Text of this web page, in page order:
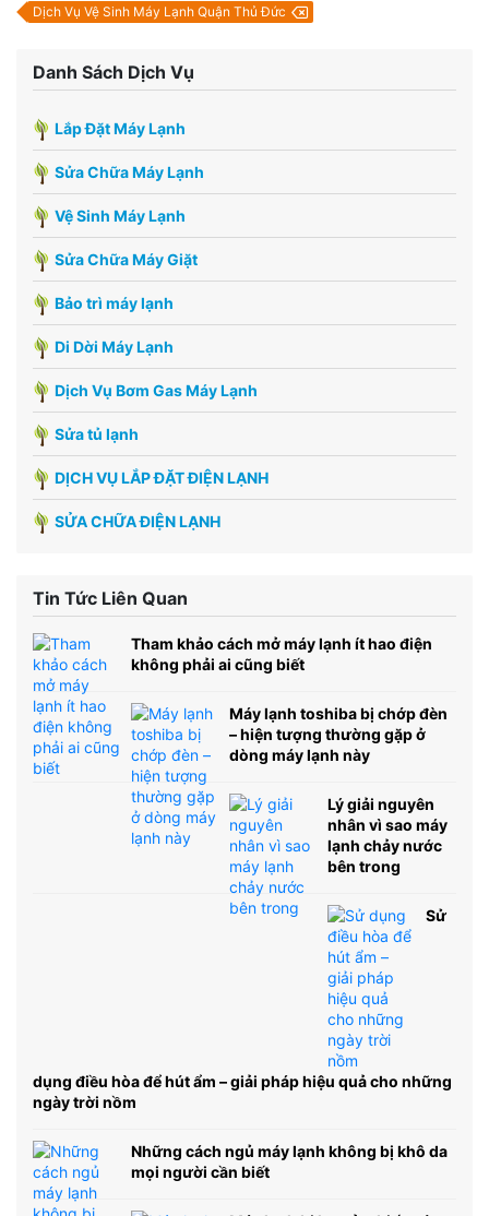
Dịch Vụ Vệ Sinh Máy Lạnh Quận Thủ Đức
Danh Sách Dịch Vụ
Lắp Đặt Máy Lạnh
Sửa Chữa Máy Lạnh
Vệ Sinh Máy Lạnh
Sửa Chữa Máy Giặt
Bảo trì máy lạnh
Di Dời Máy Lạnh
Dịch Vụ Bơm Gas Máy Lạnh
Sửa tủ lạnh
DỊCH VỤ LẮP ĐẶT ĐIỆN LẠNH
SỬA CHỮA ĐIỆN LẠNH
Tin Tức Liên Quan
Tham khảo cách mở máy lạnh ít hao điện
không phải ai cũng biết
Máy lạnh toshiba bị chớp đèn
– hiện tượng thường gặp ở
dòng máy lạnh này
Lý giải nguyên
nhân vì sao máy
lạnh chảy nước
bên trong
Sử
dụng điều hòa để hút ẩm – giải pháp hiệu quả cho những
ngày trời nồm
Những cách ngủ máy lạnh không bị khô da
mọi người cần biết